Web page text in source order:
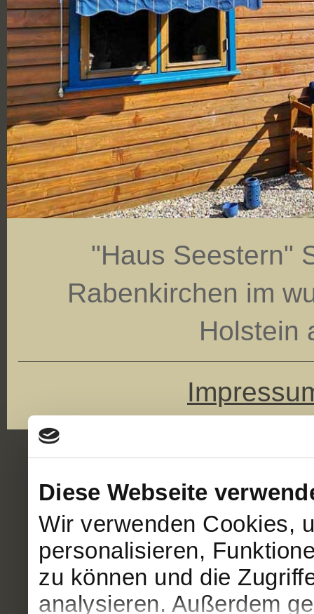
Diese Webseite
Wir verwenden Cookies,
personalisieren,
zu können und die
analysieren. Außerdem
"Haus Seestern"
Rabenkirchen im
Holstein